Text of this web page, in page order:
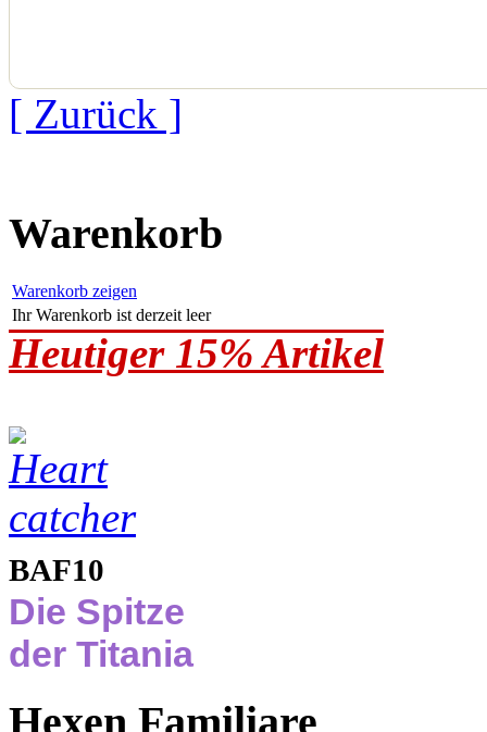
[ Zurück ]
Warenkorb
Warenkorb zeigen
Ihr Warenkorb ist derzeit leer
Heutiger 15% Artikel
BAF10
Die Spitze
der Titania
Hexen Familiare